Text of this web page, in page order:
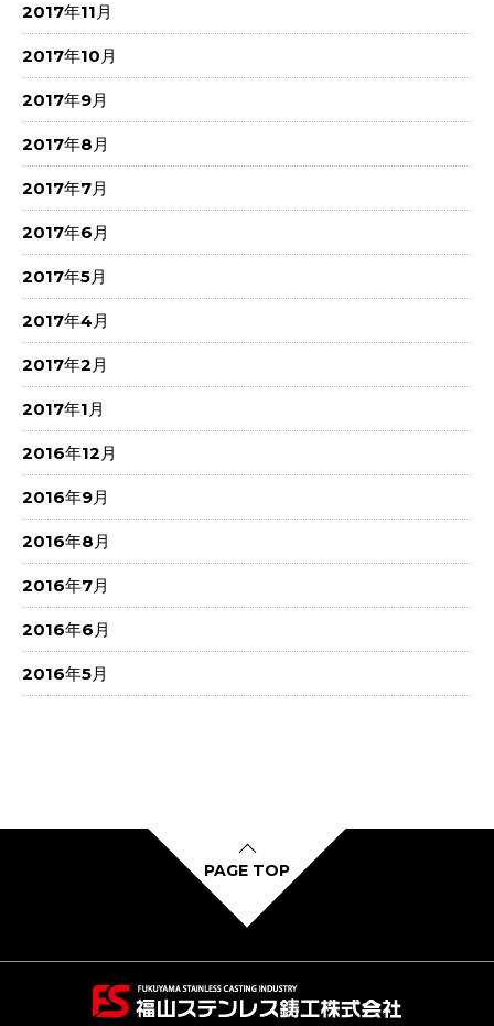
2017年11月
2017年10月
2017年9月
2017年8月
2017年7月
2017年6月
2017年5月
2017年4月
2017年2月
2017年1月
2016年12月
2016年9月
2016年8月
2016年7月
2016年6月
2016年5月
PAGE TOP